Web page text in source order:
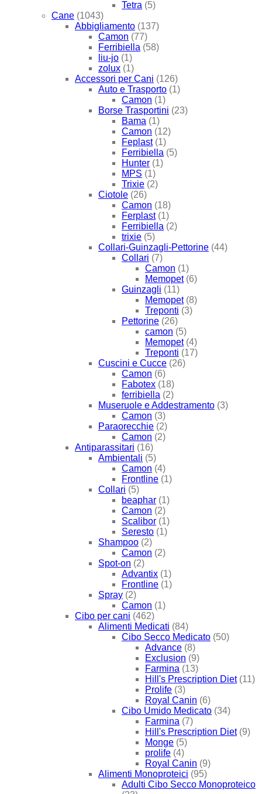
Tetra (5)
Cane (1043)
Abbigliamento (137)
Camon (77)
Ferribiella (58)
liu-jo (1)
zolux (1)
Accessori per Cani (126)
Auto e Trasporto (1)
Camon (1)
Borse Trasportini (23)
Bama (1)
Camon (12)
Feplast (1)
Ferribiella (5)
Hunter (1)
MPS (1)
Trixie (2)
Ciotole (26)
Camon (18)
Ferplast (1)
Ferribiella (2)
trixie (5)
Collari-Guinzagli-Pettorine (44)
Collari (7)
Camon (1)
Memopet (6)
Guinzagli (11)
Memopet (8)
Treponti (3)
Pettorine (26)
camon (5)
Memopet (4)
Treponti (17)
Cuscini e Cucce (26)
Camon (6)
Fabotex (18)
ferribiella (2)
Museruole e Addestramento (3)
Camon (3)
Paraorecchie (2)
Camon (2)
Antiparassitari (16)
Ambientali (5)
Camon (4)
Frontline (1)
Collari (5)
beaphar (1)
Camon (2)
Scalibor (1)
Seresto (1)
Shampoo (2)
Camon (2)
Spot-on (2)
Advantix (1)
Frontline (1)
Spray (2)
Camon (1)
Cibo per cani (462)
Alimenti Medicati (84)
Cibo Secco Medicato (50)
Advance (8)
Exclusion (9)
Farmina (13)
Hill's Prescription Diet (11)
Prolife (3)
Royal Canin (6)
Cibo Umido Medicato (34)
Farmina (7)
Hill's Prescription Diet (9)
Monge (5)
prolife (4)
Royal Canin (9)
Alimenti Monoproteici (95)
Adulti Cibo Secco Monoproteico